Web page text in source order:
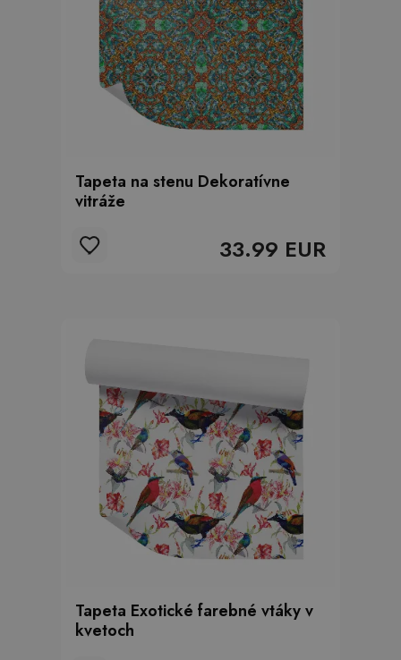
Tapeta na stenu Dekoratívne
vitráže
33.99 EUR
Tapeta Exotické farebné vtáky v
kvetoch